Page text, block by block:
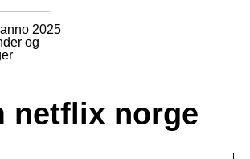
2025
og
netflix norge